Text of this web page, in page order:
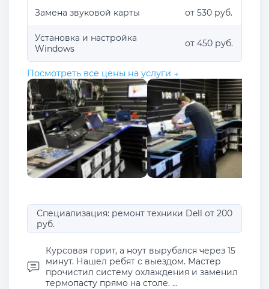
Замена звуковой карты от 530 руб.
Установка и настройка
Windows
от 450 руб.
Посмотреть все цены на услуги →
Специализация: ремонт техники Dell от 200
руб.
Курсовая горит, а ноут вырубался через 15
минут. Нашел ребят с выездом. Мастер
прочистил систему охлаждения и заменил
термопасту прямо на столе. ...